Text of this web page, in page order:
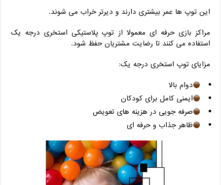
این توپ‌ ها عمر بیشتری دارند و دیرتر خراب می ‌شوند.
مراکز بازی حرفه ‌ای معمولا از توپ پلاستیکی استخری درجه یک
استفاده می ‌کنند تا رضایت مشتریان حفظ شود.
مزایای توپ استخری درجه یک:
دوام بالا
ایمنی کامل برای کودکان
صرفه‌ جویی در هزینه‌ های تعویض
ظاهر جذاب و حرفه ‌ای